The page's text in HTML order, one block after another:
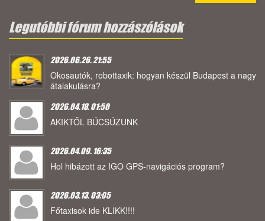
Legutóbbi fórum hozzászólások
2026.06.26. 21:55
Okosautók, robottaxik: hogyan készül Budapest a nagy
átalakulásra?
2026.04.18. 01:50
AKIKTŐL BÚCSÚZUNK
2026.04.09. 16:35
Hol hibázott az IGO GPS-navigációs program?
2026.03.13. 03:05
Főtaxisok ide KLIKK!!!!